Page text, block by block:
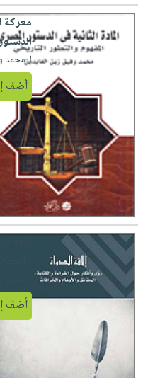
معركة
لـ محمد
أضف
؛
لـ
أضف